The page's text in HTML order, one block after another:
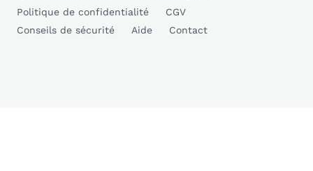
Politique de confidentialité
CGV
Conseils de sécurité
Aide Contact